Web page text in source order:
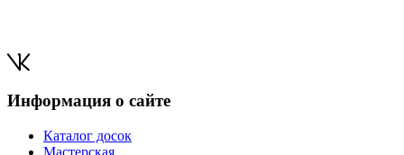
Информация о сайте
Каталог досок
Мастерская